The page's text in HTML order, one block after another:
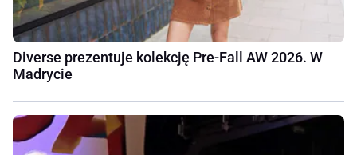
Diverse prezentuje kolekcję Pre-Fall AW 2026. W
Madrycie